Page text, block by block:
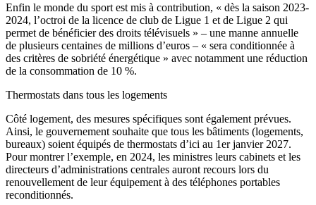
Enfin le monde du sport est mis à contribution, « dès la saison 2023-
2024, l’octroi de la licence de club de Ligue 1 et de Ligue 2 qui
permet de bénéficier des droits télévisuels » – une manne annuelle
de plusieurs centaines de millions d’euros – « sera conditionnée à
des critères de sobriété énergétique » avec notamment une réduction
de la consommation de 10 %.
Thermostats dans tous les logements
Côté logement, des mesures spécifiques sont également prévues.
Ainsi, le gouvernement souhaite que tous les bâtiments (logements,
bureaux) soient équipés de thermostats d’ici au 1er janvier 2027.
Pour montrer l’exemple, en 2024, les ministres leurs cabinets et les
directeurs d’administrations centrales auront recours lors du
renouvellement de leur équipement à des téléphones portables
reconditionnés.